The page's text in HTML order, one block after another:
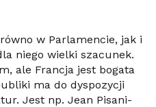
w Parlamencie, jak i
niego wielki szacunek.
ale Francja jest bogata
ma do dyspozycji
Jest np. Jean Pisani-